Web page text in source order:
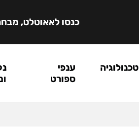
כנסו לאאוטלט,
טכנולוגיה
ענפי
ספורט